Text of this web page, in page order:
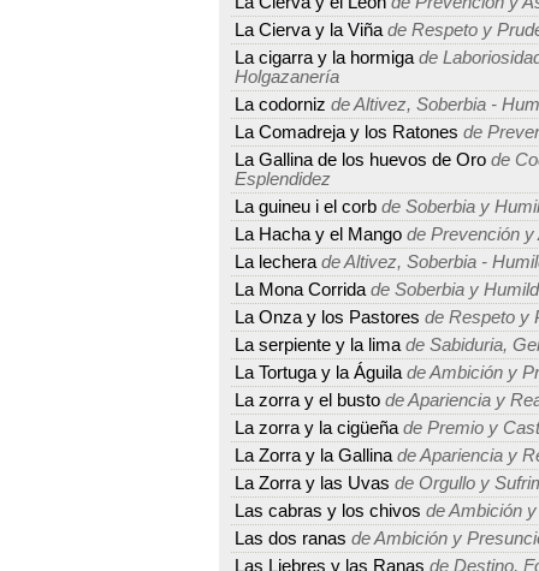
La Cierva y la Viña de Respeto y
La cigarra y la hormiga de
Holgazanería
La codorniz de Altivez, Soberbia -
La Comadreja y los Ratones de
La Gallina de los huevos de Oro de
Esplendidez
La guineu i el corb de Soberbia y
La Hacha y el Mango de Prevención y
La lechera de Altivez, Soberbia -
La Mona Corrida de Soberbia y
La Onza y los Pastores de Respeto y
La serpiente y la lima de Sabiduria,
La Tortuga y la Águila de Ambición y
La zorra y el busto de Apariencia y
La zorra y la cigüeña de Premio y
La Zorra y la Gallina de Apariencia y
La Zorra y las Uvas de Orgullo y
Las cabras y los chivos de Ambición
Las dos ranas de Ambición y
Las Liebres y las Ranas de Destino,